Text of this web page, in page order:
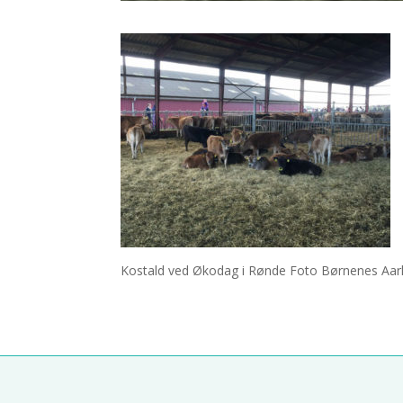
Kostald ved Økodag i Rønde Foto Børnenes